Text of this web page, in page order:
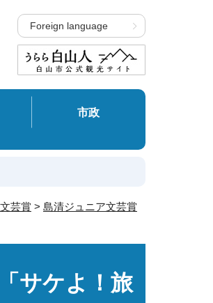
Foreign language
市政
芸賞 > 島清ジュニア文芸賞
サケよ！旅